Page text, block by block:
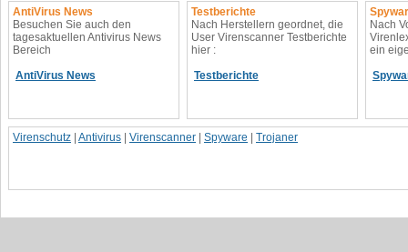
AntiVirus News
Besuchen Sie auch den
tagesaktuellen Antivirus News
Bereich
AntiVirus News
Testberichte
Nach Herstellern geordnet, die
User Virenscanner Testberichte
hier :
Testberichte
Nach
ein
Virenschutz Antivirus Virenscanner Spyware Trojaner